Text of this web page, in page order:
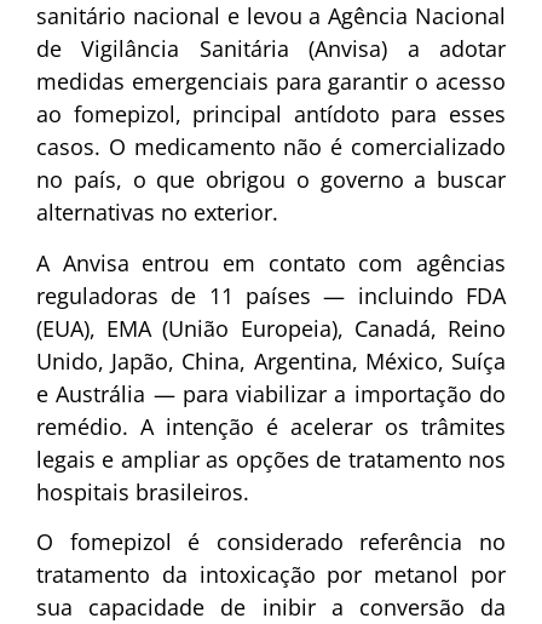
sanitário nacional e levou a Agência Nacional
de Vigilância Sanitária (Anvisa) a adotar
medidas emergenciais para garantir o acesso
ao fomepizol, principal antídoto para esses
casos. O medicamento não é comercializado
no país, o que obrigou o governo a buscar
alternativas no exterior.
A Anvisa entrou em contato com agências
reguladoras de 11 países — incluindo FDA
(EUA), EMA (União Europeia), Canadá, Reino
Unido, Japão, China, Argentina, México, Suíça
e Austrália — para viabilizar a importação do
remédio. A intenção é acelerar os trâmites
legais e ampliar as opções de tratamento nos
hospitais brasileiros.
O fomepizol é considerado referência no
tratamento da intoxicação por metanol por
sua capacidade de inibir a conversão da